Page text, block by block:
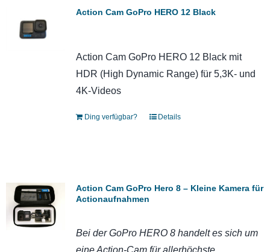
Action Cam GoPro HERO 12 Black
Action Cam GoPro HERO 12 Black mit
HDR (High Dynamic Range) für 5,3K- und
4K-Videos
Ding verfügbar? Details
Action Cam GoPro Hero 8 – Kleine Kamera für
Actionaufnahmen
Bei der GoPro HERO 8 handelt es sich um
eine Action-Cam für allerhöchste